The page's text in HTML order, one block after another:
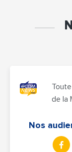
de la
Nos